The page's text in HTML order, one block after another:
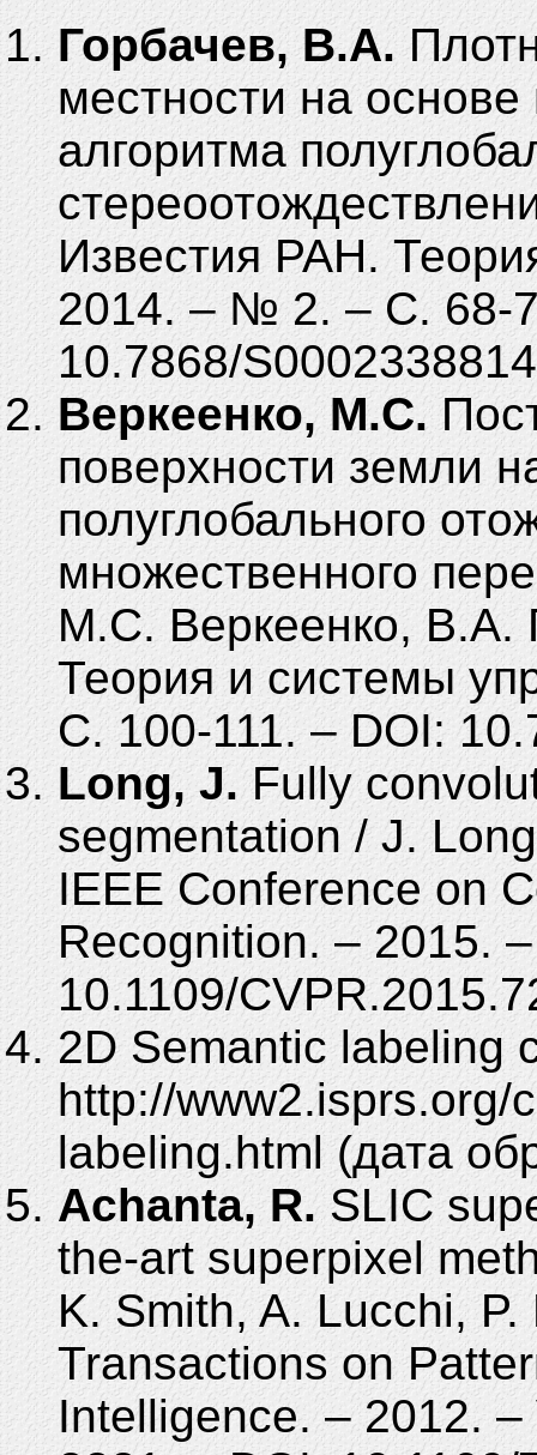
Горбачев, В.А.
местности на
алгоритма
Известия РАН.
2014. – № 2. – С. 68-
10.7868/
Веркеенко, М.С.
поверхности земли
полуглобального
множественного
М.С. Веркеенко, В.А.
Теория и системы
С. 100-111. – DOI:
Long, J.Fully
segmentation / J.
IEEE Conference on
Recognition. – 2015.
10.1109/
2D Semantic labeling
http://www2.isprs.org/
labeling.html (дата
Achanta, R.SLIC
the-art superpixel
K. Smith, A. Lucchi,
Transactions on
Intelligence. – 2012.